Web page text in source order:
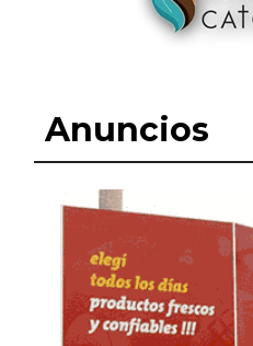
Anuncios